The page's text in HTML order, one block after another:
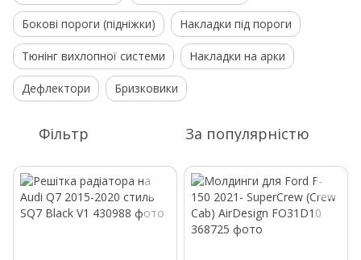
Бокові пороги (підніжки) Накладки під пороги
Тюнінг вихлопної системи Накладки на арки
Дефлектори Бризковики
Фільтр За популярністю